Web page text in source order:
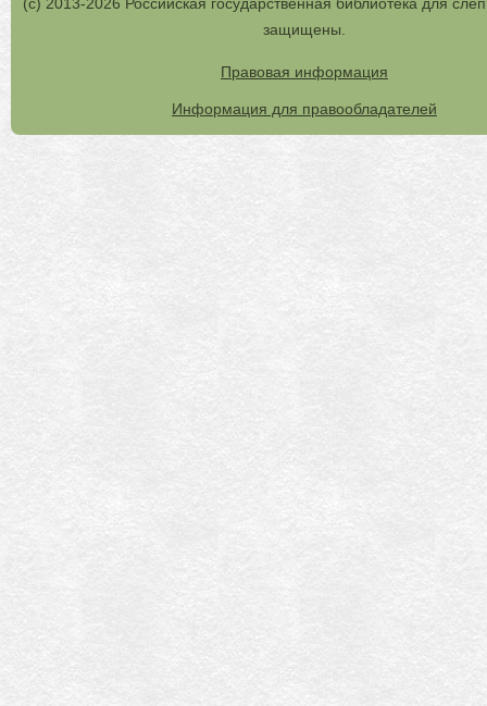
защищены.
Правовая информация
Информация для правообладателей